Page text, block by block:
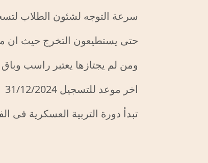
سرعة التوجه لشئون الطلاب
حتى يستطيعون التخرج حيث ان
ومن لم يجتازها يعتبر راسب
اخر موعد للتسجيل 31/12/2024
تبدأ دورة التربية العسكرية فى الفترة من 25/1/2025